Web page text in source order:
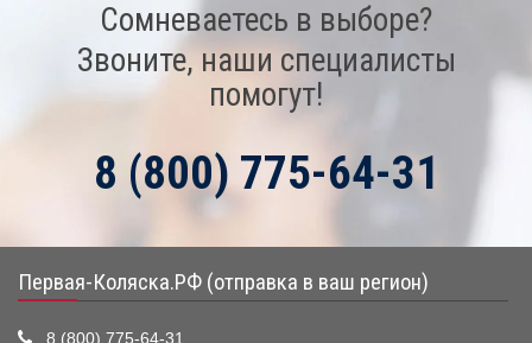
Сомневаетесь в выборе?
Звоните, наши специалисты
помогут!
8 (800) 775-64-31
Первая-Коляска.РФ (отправка в ваш регион)
8 (800) 775-64-31